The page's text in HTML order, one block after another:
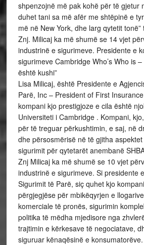
shpenzojnë më pak kohë për të gjetur
duhet tani sa më afër me shtëpinë e
më në New York, dhe larg qytetit tonë”
Znj. Milicaj ka më shumë se 14 vjet
industrinë e sigurimeve. Presidente e
sigurimeve Cambridge Who’s Who is
është kushi”
Lisa Milicaj, është Presidente e
Parë, Inc – President of First
kompani kjo prestigjoze e cila është
Universiteti i Cambridge . Kompani,
për të treguar përkushtimin, e saj, në
dhe përsosmërisë në të gjitha
sigurimit për qytetarët anembanë
Znj Milicaj ka më shumë se 10 vjet
industrinë e sigurimeve. Si presidente
Sigurimit të Parë, siç quhet kjo
përgjegjëse për mbikëqyrjen e
komerciale të pronës, sigurimin
politika të mëdha mjedisore nga
trajtimin e kërkesave të negociatave,
siguruar kënaqësinë e